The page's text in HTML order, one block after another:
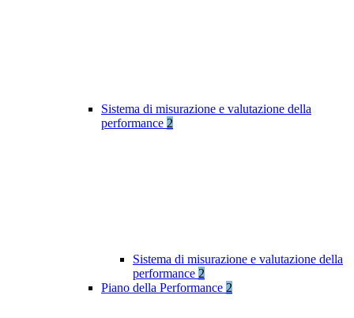
Sistema di misurazione e valutazione della
performance 2
Sistema di misurazione e valutazione della
performance 2
Piano della Performance 2